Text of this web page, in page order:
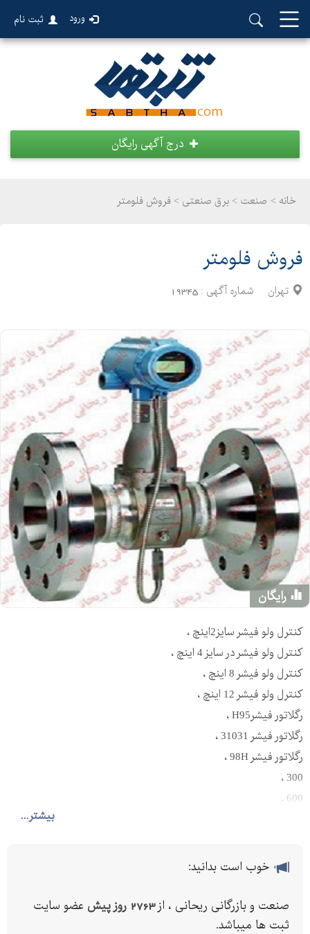
ورود ثبت نام
درج آگهی رایگان
خانه > صنعت > برق صنعتی > فروش فلومتر
فروش فلومتر
تهران شماره آگهی : 19345
رایگان
بیشتر...
کنترل ولو فیشر سایز2اینچ ،
کنترل ولو فیشر در سایز 4 اینچ ،
کنترل ولو فیشر 8 اینچ ،
کنترل ولو فیشر 12 اینچ ،
رگلاتور فیشرH95 ،
رگلاتور فیشر 31031 ،
رگلاتور فیشر 98H ،
300 ،
600 ،
بال ولو فیشر ،
رگلاتور فیشر سایز 3 اینچ
خوب است بدانید:
صنعت و بازرگانی ریحانی ، از2763 روز پیش
عضو سایت
ثبت ها میباشد.